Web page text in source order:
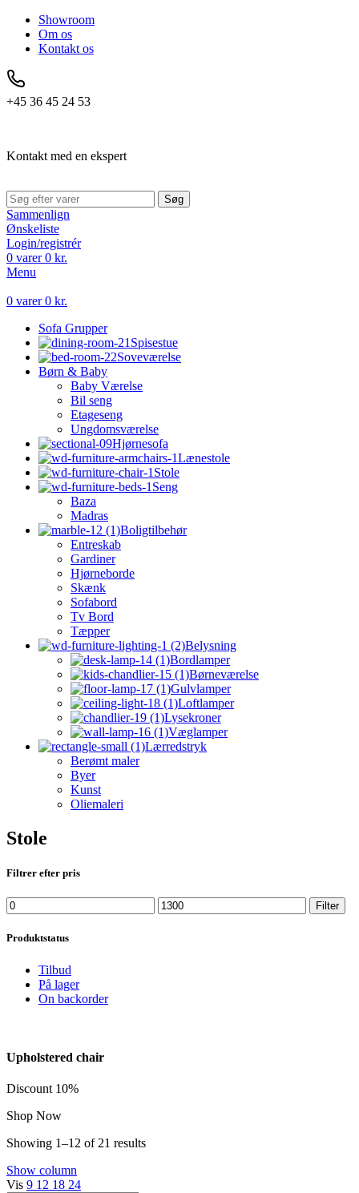
Showroom
Om os
Kontakt os
+45 36 45 24 53
Kontakt med en ekspert
Søg
Sammenlign
Ønskeliste
Login/registrér
0 varer 0 kr.
Menu
0 varer 0 kr.
Sofa Grupper
Spisestue
Soveværelse
Børn & Baby
Baby Værelse
Bil seng
Etageseng
Ungdomsværelse
Hjørnesofa
Lænestole
Stole
Seng
Baza
Madras
Boligtilbehør
Entreskab
Gardiner
Hjørneborde
Skænk
Sofabord
Tv Bord
Tæpper
Belysning
Bordlamper
Børneværelse
Gulvlamper
Loftlamper
Lysekroner
Væglamper
Lærredstryk
Berømt maler
Byer
Kunst
Oliemaleri
Stole
Filtrer efter pris
Min
price
Max
price
Filter
Produktstatus
Tilbud
På lager
On backorder
Upholstered chair
Discount 10%
Shop Now
Showing 1–12 of 21 results
Show column
Vis 9 12 18 24